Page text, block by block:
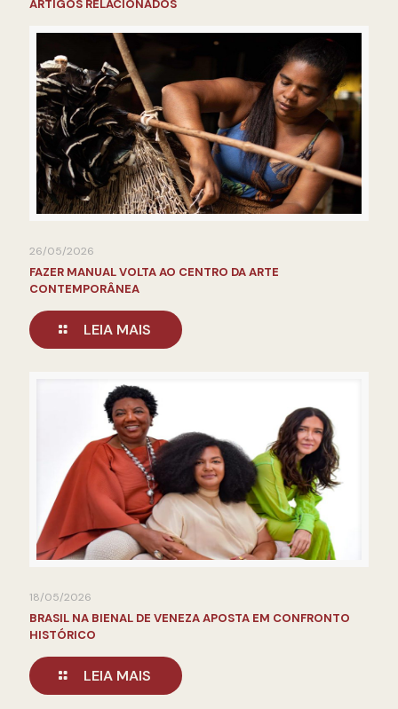
ARTIGOS RELACIONADOS
26/05/2026
FAZER MANUAL VOLTA AO CENTRO DA ARTE
CONTEMPORÂNEA
LEIA MAIS
18/05/2026
BRASIL NA BIENAL DE VENEZA APOSTA EM CONFRONTO
HISTÓRICO
LEIA MAIS